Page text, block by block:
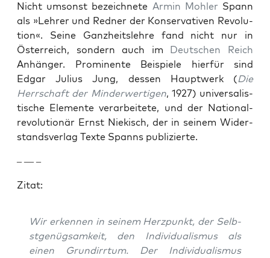
Nicht umson­st beze­ich­nete Armin Mohler Spann
als »Lehrer und Red­ner der Kon­ser­v­a­tiv­en Rev­o­lu­
tion«. Seine Ganzheit­slehre fand nicht nur in
Öster­re­ich, son­dern auch im Deutschen
Reich
Anhänger. Promi­nente Beispiele hier­für sind
Edgar Julius Jung, dessen Hauptwerk (Die
Herrschaft der Min­der­w­er­ti­gen, 1927) uni­ver­sal­is­
tis­che Ele­mente ver­ar­beit­ete, und der Nation­al­
rev­o­lu­tionär Ernst Niekisch, der in seinem Wider­
standsver­lag Texte Spanns pub­lizierte.
– — –
Zitat:
Wir erken­nen in seinem Herzpunkt, der Selb­
st­genügsamkeit, den Indi­vid­u­al­is­mus als
einen Grundirrtum. Der Indi­vid­u­al­is­mus